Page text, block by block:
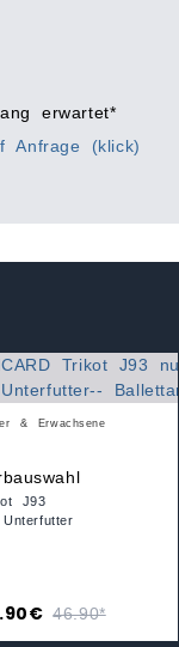
erwartet*
Anfrage (klick)
& Erwachsene
J93
46.90*